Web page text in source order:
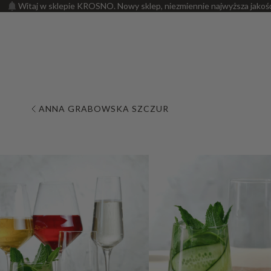
Witaj w sklepie KROSNO. Nowy sklep, niezmiennie najwyższa
ANNA GRABOWSKA SZCZUR